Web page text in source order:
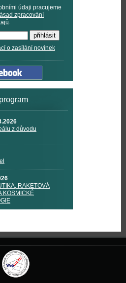
údaji pracujeme
zpracování
.
o zasílání novinek
z důvodu
RAKETOVÁ
KOSMICKÉ